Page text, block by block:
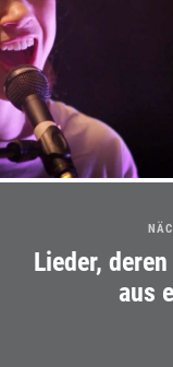
Lieder,
aus